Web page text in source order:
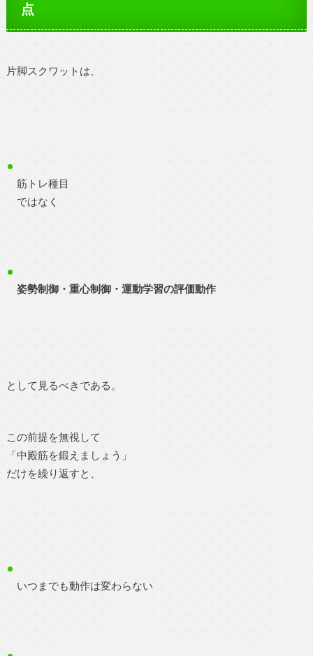
点
片脚スクワットは、
筋トレ種目
ではなく
姿勢制御・重心制御・運動学習の評価動作
として見るべきである。
この前提を無視して
「中殿筋を鍛えましょう」
だけを繰り返すと、
いつまでも動作は変わらない